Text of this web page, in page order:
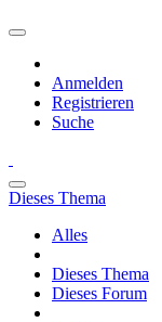
Anmelden
Registrieren
Suche
Dieses Thema
Alles
Dieses Thema
Dieses Forum